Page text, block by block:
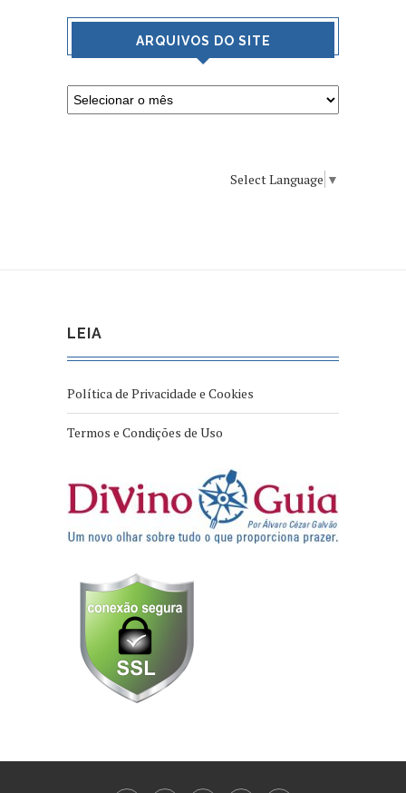
ARQUIVOS DO SITE
Select Language ▼
LEIA
Política de Privacidade e Cookies
Termos e Condições de Uso